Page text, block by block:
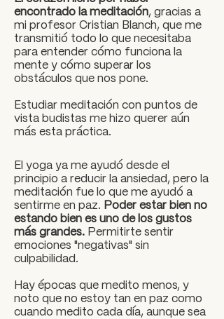
encontrado la meditación, gracias a
mi profesor Cristian Blanch, que me
transmitió todo lo que necesitaba
para entender cómo funciona la
mente y cómo superar los
obstáculos que nos pone.
Estudiar meditación con puntos de
vista budistas me hizo querer aún
más esta práctica.
El yoga ya me ayudó desde el
principio a reducir la ansiedad, pero la
meditación fue lo que me ayudó a
sentirme en paz. Poder estar bien no
estando bien es uno de los gustos
más grandes. Permitirte sentir
emociones "negativas" sin
culpabilidad.
Hay épocas que medito menos, y
noto que no estoy tan en paz como
cuando medito cada día, aunque sea